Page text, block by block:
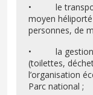
• le transport
moyen
personnes, de
• la gestion
(toilettes,
l’organisation
Parc national ;